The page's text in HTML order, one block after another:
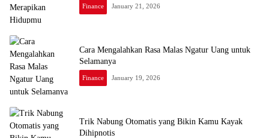
Finance January 21, 2026
Cara Mengalahkan Rasa Malas Ngatur Uang untuk
Selamanya
Finance January 19, 2026
Trik Nabung Otomatis yang Bikin Kamu Kayak
Dihipnotis